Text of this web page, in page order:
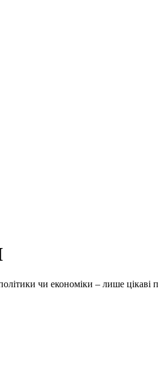
чи економіки – лише цікаві